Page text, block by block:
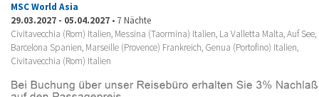
MSC World Asia
29.03.2027 - 05.04.2027 • 7 Nächte
Civitavecchia (Rom) Italien, Messina (Taormina) Italien, La Valletta Malta, Auf See,
Barcelona Spanien, Marseille (Provence) Frankreich, Genua (Portofino) Italien,
Civitavecchia (Rom) Italien